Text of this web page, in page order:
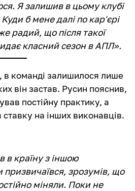
Я залишив в цьому клубі
б мене далі по кар'єрі
радий, що після такої
класний сезон в АПЛ».
в команді залишилося лише
він застав. Русин пояснив,
постійну практику, а
ставку на інших виконавців.
в країну з іншою
зрозумів, що
міняли. Поки не